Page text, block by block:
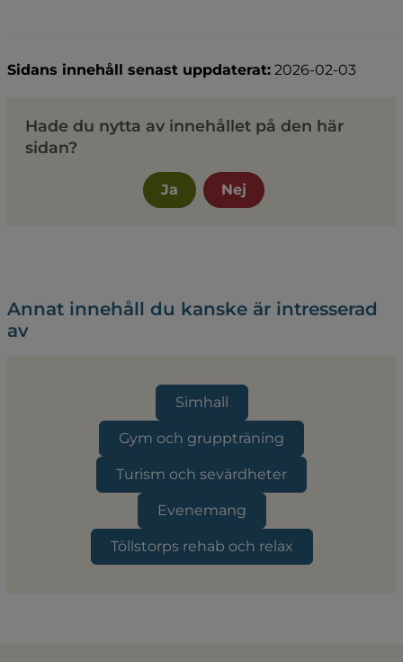
Sidans innehåll senast uppdaterat: 2026-02-03
Hade du nytta av innehållet på den här
sidan?
Ja Nej
Annat innehåll du kanske är intresserad
av
Simhall
Gym och gruppträning
Turism och sevärdheter
Evenemang
Töllstorps rehab och relax